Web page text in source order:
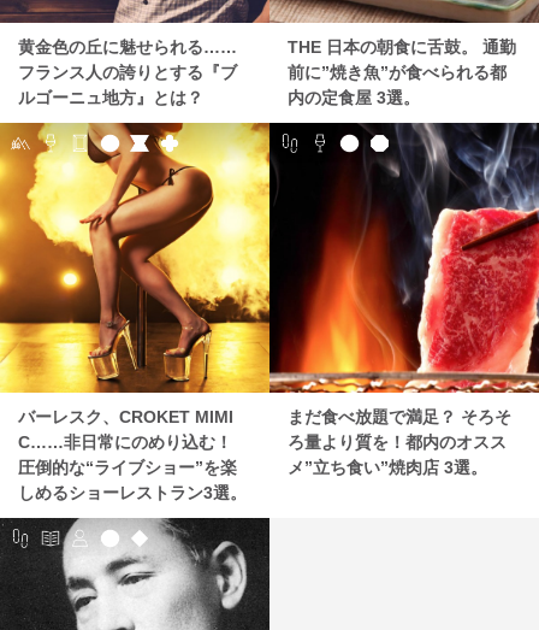
黄金色の丘に魅せられる……
フランス人の誇りとする『ブ
ルゴーニュ地方』とは？
THE 日本の朝食に舌鼓。 通勤
前に”焼き魚”が食べられる都
内の定食屋 3選。
バーレスク、CROKET MIMI
C……非日常にのめり込む！
圧倒的な“ライブショー”を楽
しめるショーレストラン3選。
まだ食べ放題で満足？ そろそ
ろ量より質を！都内のオスス
メ”立ち食い”焼肉店 3選。